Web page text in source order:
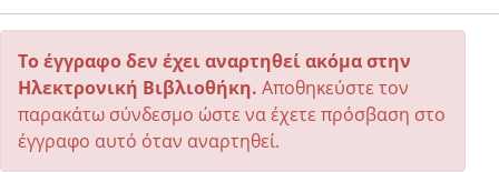
Το έγγραφο δεν έχει αναρτηθεί ακόμα στην
Ηλεκτρονική Βιβλιοθήκη. Αποθηκεύστε τον
παρακάτω σύνδεσμο ώστε να έχετε πρόσβαση στο
έγγραφο αυτό όταν αναρτηθεί.